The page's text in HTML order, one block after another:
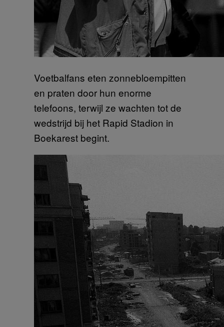
Voetbalfans eten zonnebloempitten
en praten door hun enorme
telefoons, terwijl ze wachten tot de
wedstrijd bij het Rapid Stadion in
Boekarest begint.